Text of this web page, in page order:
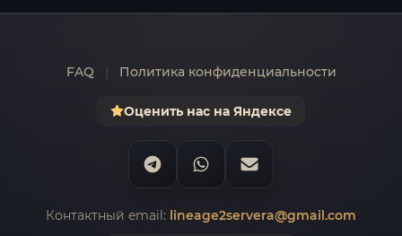
FAQ Политика конфиденциальности
Оценить нас на Яндексе
Контактный email: lineage2servera@gmail.com